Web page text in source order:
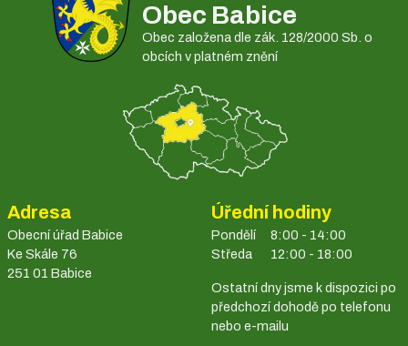
Obec Babice
Obec založena dle zák. 128/2000 Sb. o
obcích v platném znění
Adresa
Obecní úřad Babice
Ke Skále 76
251 01 Babice
Úřední hodiny
Pondělí
Středa
8:00 - 14:00
12:00 - 18:00
Ostatní dny jsme k dispozici po
předchozí dohodě po telefonu
nebo e-mailu